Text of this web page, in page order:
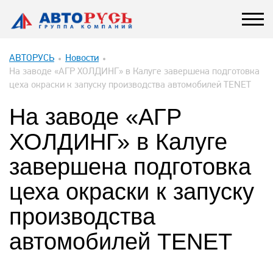
АВТОРУСЬ
Новости
На заводе «АГР ХОЛДИНГ» в Калуге завершена подготовка
цеха окраски к запуску производства автомобилей TENET
На заводе «АГР
ХОЛДИНГ» в Калуге
завершена подготовка
цеха окраски к запуску
производства
автомобилей TENET